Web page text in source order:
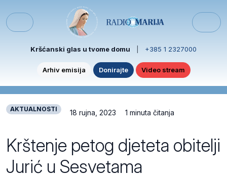
Menu
Kršćanski glas u tvome domu +385 1 2327000
Arhiv emisija Donirajte Video stream
AKTUALNOSTI 18 rujna, 2023 1 minuta čitanja
Krštenje petog djeteta obitelji
Jurić u Sesvetama